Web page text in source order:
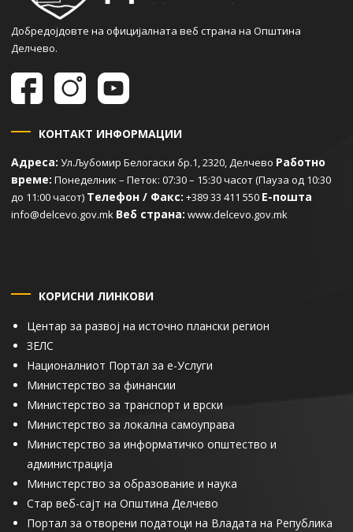
Добредојдовте на официјалната веб страна на Општина
Делчево.
КОНТАКТ ИНФОРМАЦИИ
Адреса: Ул.Љубомир Белогаски бр.1, 2320, Делчево Работно
време: Понеделник – Петок: 07:30 – 15:30 часот (Пауза од 10:30
до 11:00 часот) Телефон / Факс: +389 33 411 550 Е-пошта
info@delcevo.gov.mk Веб страна: www.delcevo.gov.mk
КОРИСНИ ЛИНКОВИ
Центар за развој на источно плански регион
ЗЕЛС
Националниот Портал за е-Услуги
Министерство за финансии
Министерство за транспорт и врски
Министерство за локална самоуправа
Министерство за информатичко општество и
администрација
Министерство за образование и наука
Стар веб-сајт на Општина Делчево
Портал за отворени податоци на Владата на Република